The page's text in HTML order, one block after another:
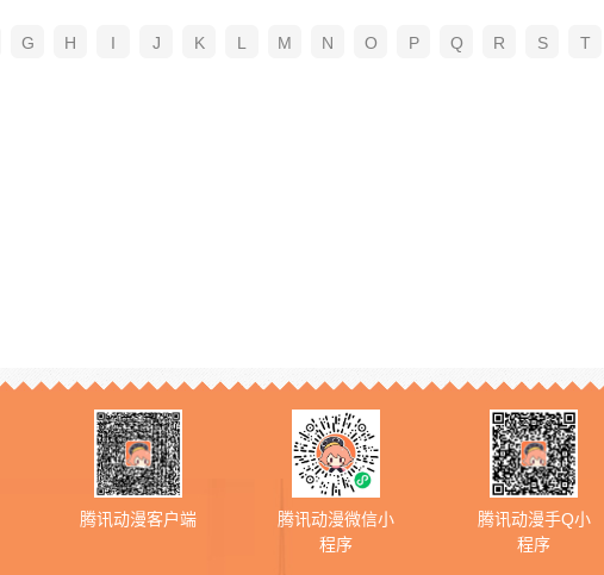
G H I J K L M N O P Q R S T
腾讯动漫客户端
腾讯动漫微信小
程序
腾讯动漫手Q小
程序